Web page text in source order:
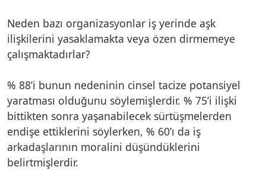
Neden bazı organizasyonlar iş yerinde aşk
ilişkilerini yasaklamakta veya özen dirmemeye
çalışmaktadırlar?
% 88’i bunun nedeninin cinsel tacize potansiyel
yaratması olduğunu söylemişlerdir. % 75’i ilişki
bittikten sonra yaşanabilecek sürtüşmelerden
endişe ettiklerini söylerken, % 60’ı da iş
arkadaşlarının moralini düşündüklerini
belirtmişlerdir.